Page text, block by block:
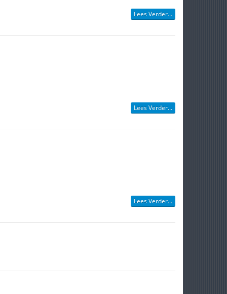
Lees Verder...
Lees Verder...
Lees Verder...